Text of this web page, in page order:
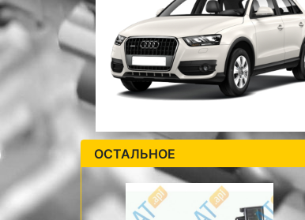
ОСТАЛЬНОЕ